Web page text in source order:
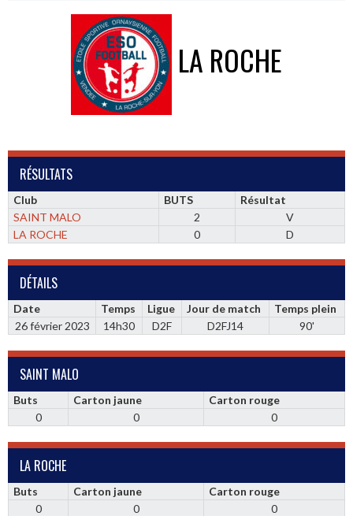
LA ROCHE
RÉSULTATS
Club BUTS
Résultat
SAINT MALO
2
V
LA ROCHE
0 D
DÉTAILS
Date Temps Ligue Jour de match
Temps plein
26 février 2023
14h30 D2F D2FJ14 90'
SAINT MALO
Buts Carton jaune
Carton rouge
0
0 0
LA ROCHE
Buts Carton jaune
Carton rouge
0
0 0